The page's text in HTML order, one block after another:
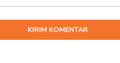
KIRIM KOMENTAR